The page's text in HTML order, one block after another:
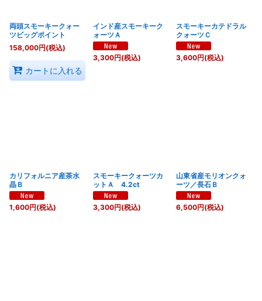
両頭スモーキークォー
ツビッグポイント
158,000円(税込)
カートに入れる
インド産スモーキーク
ォーツＡ
3,300円(税込)
スモーキーカテドラル
クォーツＣ
3,600円(税込)
カリフォルニア産茶水
晶Ｂ
1,600円(税込)
スモーキークォーツカ
ットＡ 4.2ct
3,300円(税込)
山東省産モリオンクォ
ーツ／長石Ｂ
6,500円(税込)